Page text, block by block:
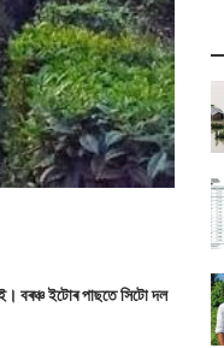
বৰঞ্চ ইটোৰ পাছতে সিটো দল